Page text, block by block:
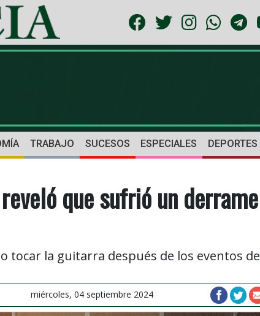
TRABAJO SUCESOS ESPECIALES DEPORTES
que sufrió un derrame
tocar la guitarra después de los eventos de
miércoles, 04 septiembre 2024